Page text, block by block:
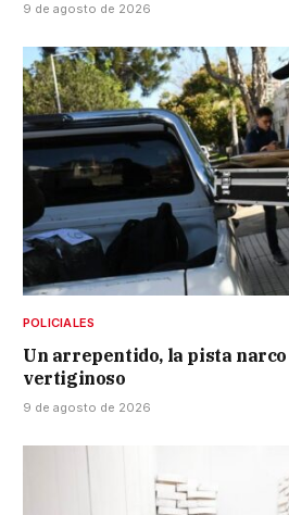
9 de agosto de 2026
POLICIALES
Un arrepentido, la pista
vertiginoso
9 de agosto de 2026